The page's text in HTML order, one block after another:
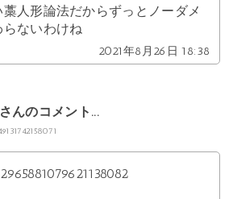
人形論法だからずっとノーダメ
ないわけね
2021年8月26日 18:38
さんのコメント...